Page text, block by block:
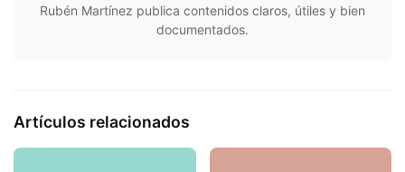
Rubén Martínez publica contenidos claros, útiles y bien
documentados.
Artículos relacionados